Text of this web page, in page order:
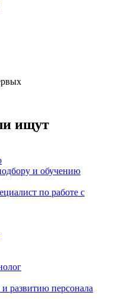
ищут
и обучению
по работе с
развитию персонала